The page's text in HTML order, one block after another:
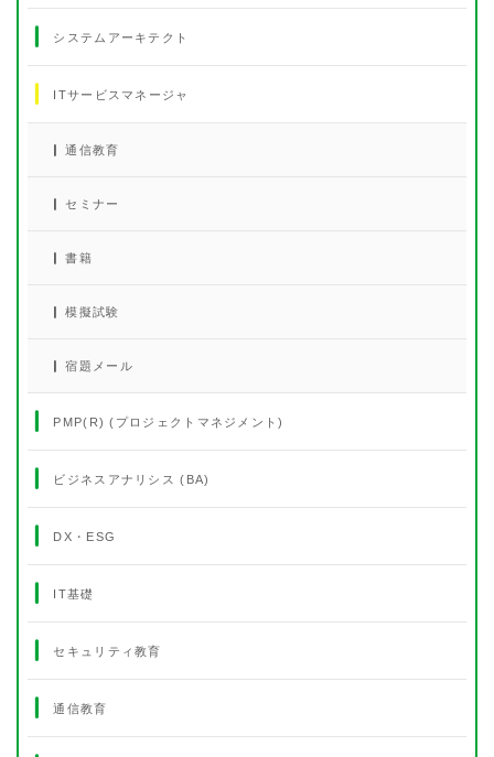
システムアーキテクト
ITサービスマネージャ
通信教育
セミナー
書籍
模擬試験
宿題メール
PMP(R) (プロジェクトマネジメント)
ビジネスアナリシス (BA)
DX・ESG
IT基礎
セキュリティ教育
通信教育